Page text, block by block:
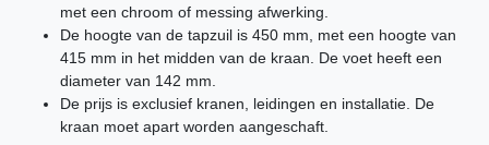
met een chroom of messing afwerking.
De hoogte van de tapzuil is 450 mm, met een hoogte van
415 mm in het midden van de kraan. De voet heeft een
diameter van 142 mm.
De prijs is exclusief kranen, leidingen en installatie. De
kraan moet apart worden aangeschaft.